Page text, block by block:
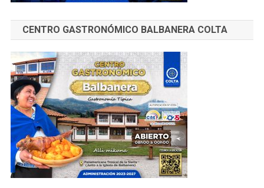
CENTRO GASTRONÓMICO BALBANERA COLTA